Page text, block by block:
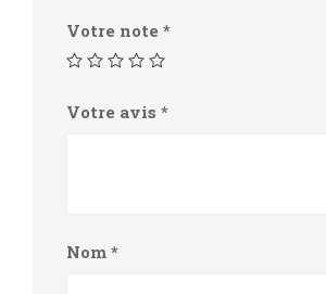
Votre note *
Votre avis *
Nom *